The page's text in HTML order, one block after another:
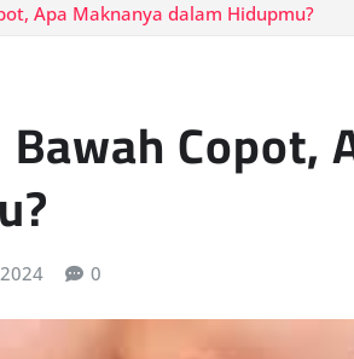
Apa Maknanya dalam Hidupmu?
Copot,
0